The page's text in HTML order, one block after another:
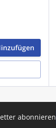
abonnieren